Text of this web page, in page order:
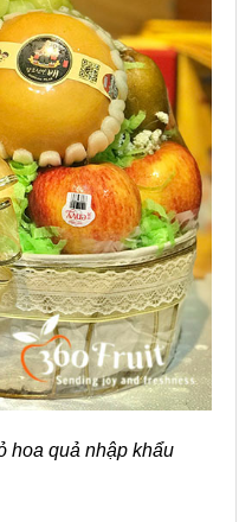
hoa quả nhập khẩu